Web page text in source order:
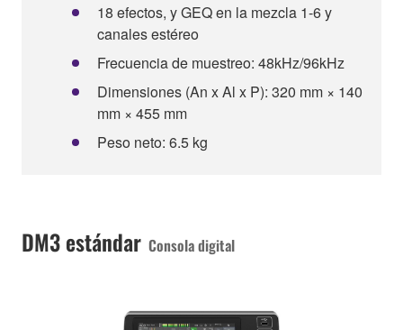
18 efectos, y GEQ en la mezcla 1-6 y
canales estéreo
Frecuencia de muestreo: 48kHz/96kHz
Dimensiones (An x Al x P): 320 mm × 140
mm × 455 mm
Peso neto: 6.5 kg
DM3 estándar Consola digital